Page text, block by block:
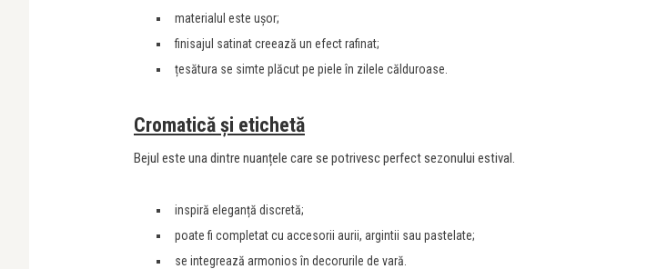
materialul este ușor;
finisajul satinat creează un efect rafinat;
țesătura se simte plăcut pe piele în zilele călduroase.
Cromatică și etichetă
Bejul este una dintre nuanțele care se potrivesc perfect sezonului estival.
inspiră eleganță discretă;
poate fi completat cu accesorii aurii, argintii sau pastelate;
se integrează armonios în decorurile de vară.